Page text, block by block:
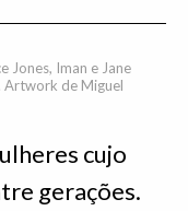
Jones, Iman e Jane
Artwork de Miguel
cujo
gerações.